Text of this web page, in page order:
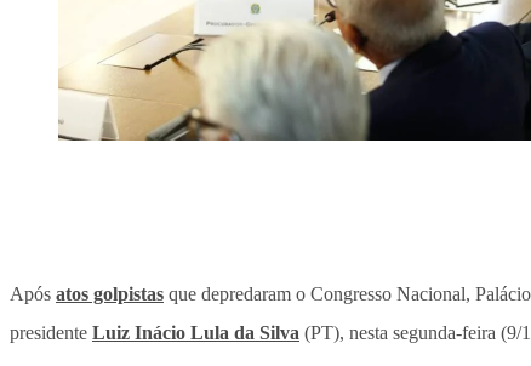
Após atos golpistas que depredaram o Congresso Nacional,
presidente Luiz Inácio Lula da Silva (PT), nesta segunda-feira (9/